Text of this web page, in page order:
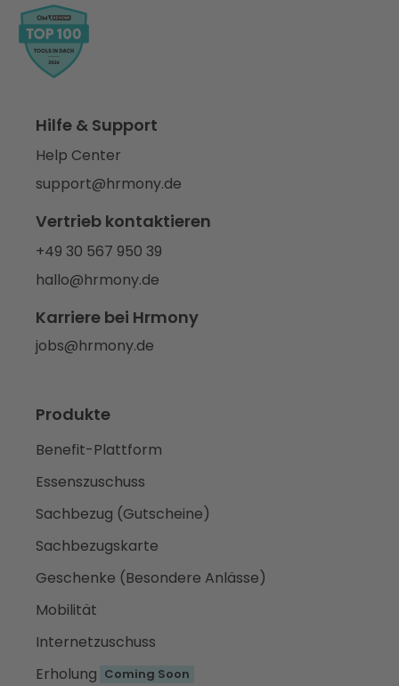
Hilfe & Support
Help Center
support@hrmony.de
Vertrieb kontaktieren
+49 30 567 950 39
hallo@hrmony.de
Karriere bei Hrmony
jobs@hrmony.de
Produkte
Benefit-Plattform
Essenszuschuss
Sachbezug (Gutscheine)
Sachbezugskarte
Geschenke (Besondere Anlässe)
Mobilität
Internetzuschuss
Erholung Coming Soon